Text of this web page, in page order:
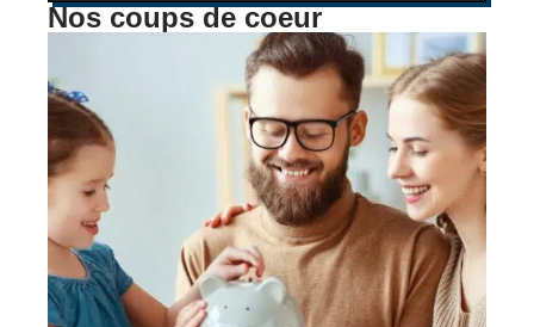
Nos coups de coeur